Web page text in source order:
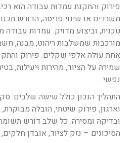
פירוק והתקנת עמדות עבודה הוא
משרדים או שינוי פריסה, הדורש
טכנית, וביצוע מדויק. עמדות עבודה
מורכבות שמשלבות ריהוט, מבנה,
אחת עולה אלפי שקלים. פירוק
שמירה על הציוד, מהירות ויעילות,
נפשי.
התהליך הנכון כולל שישה שלבים:
וארגון, פירוק שיטתי, הובלה
ובדיקה ומסירה. כל שלב דורש
הסיכונים – נזק לציוד, אובדן